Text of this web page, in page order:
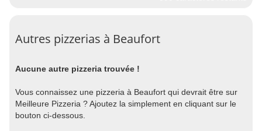
Autres pizzerias à Beaufort
Aucune autre pizzeria trouvée !
Vous connaissez une pizzeria à Beaufort qui devrait être sur
Meilleure Pizzeria ? Ajoutez la simplement en cliquant sur le
bouton ci-dessous.